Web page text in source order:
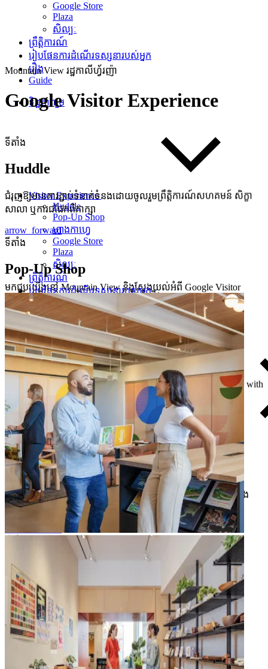
Google Store
Plaza
សិល្បៈ
ព្រឹត្តិការណ៍
រៀបផែនការដំណើរទស្សនារបស់អ្នក
រឿង
Guide
ទិដ្ឋភាពរួម
Visitor Experience
Huddle
Pop-Up Shop
ហាងកាហ្វេ
Google Store
Plaza
សិល្បៈ
ព្រឹត្តិការណ៍
រៀបផែនការដំណើរទស្សនារបស់អ្នក
រឿង
Guide
Get event updates
Mountain View រដ្ឋកាលីហ្វ័រញ៉ា
Google Visitor Experience
មកជួបយើងនៅ Mountain View និងស្វែងយល់អំពី Google Visitor
Experience។
chevron_left
Huddle
Pop-Up Shop
ហាងកាហ្វេ @ Mountain View
Google Store
Plaza
សិល្បៈ
chevron_right
ទីតាំង
Huddle
ជំរុញឱ្យមានការភ្ជាប់ទំនាក់ទំនងដោយចូលរួមព្រឹត្តិការណ៍សហគមន៍ សិក្ខា
សាលា ឬការជជែកពិភាក្សា
arrow_forward
ទីតាំង
Pop-Up Shop
រកឃើញ និងគាំទ្រផលិតករក្នុងតំបន់ និងអាជីវកម្មខ្នាតតូច
arrow_forward
ទីតាំង
ហាងកាហ្វេ @ Mountain View
Experience a taste of Google through food and beverages made with
local, seasonal ingredients
arrow_forward
ទីតាំង
Google Store
ទិញផលិតផលថ្មីៗបំផុតដែលបង្កើតដោយ Google, ទទួលជំនួយពីអ្នក
ជំនាញដែលមានបទពិសោធណាម្នាក់របស់យើង, ចូលរួមសិក្ខាសាលា និង
ស្វែងរកទំនិញ Google ផ្ដាច់មុខ
Plaza
រុករកព្រឹត្តិការណ៍ខាងក្រៅអគារ និងការដំឡើងសិល្បៈ
arrow_forward
ទីតាំង
សិល្បៈ